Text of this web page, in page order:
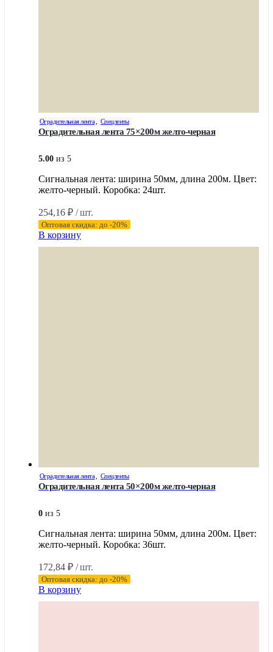
Оградительная лента, Спецленты
Оградительная лента 75×200м желто-черная
5.00 из 5
Сигнальная лента: ширина 50мм, длина 200м. Цвет:
желто-черный. Коробка: 24шт.
254,16 ₽ / шт.
Оптовая скидка: до -20%
В корзину
Оградительная лента, Спецленты
Оградительная лента 50×200м желто-черная
0 из 5
Сигнальная лента: ширина 50мм, длина 200м. Цвет:
желто-черный. Коробка: 36шт.
172,84 ₽ / шт.
Оптовая скидка: до -20%
В корзину